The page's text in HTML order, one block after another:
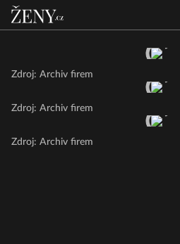
Zdroj: Archiv firem
Zdroj: Archiv firem
Zdroj: Archiv firem